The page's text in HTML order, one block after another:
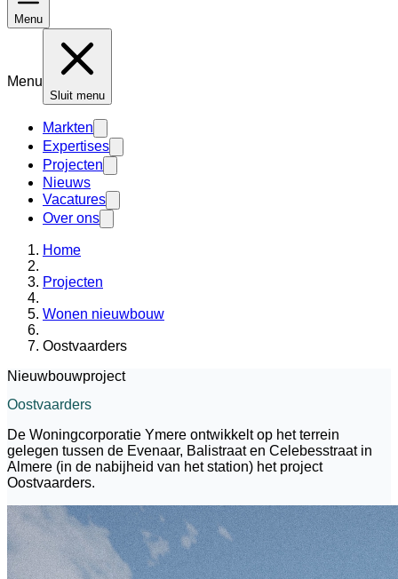
Menu
Menu
Sluit menu
Markten
Expertises
Projecten
Nieuws
Vacatures
Over ons
Home
Projecten
Wonen nieuwbouw
Oostvaarders
Nieuwbouwproject
Oostvaarders
De Woningcorporatie Ymere ontwikkelt op het terrein
gelegen tussen de Evenaar, Balistraat en Celebesstraat in
Almere (in de nabijheid van het station) het project
Oostvaarders.